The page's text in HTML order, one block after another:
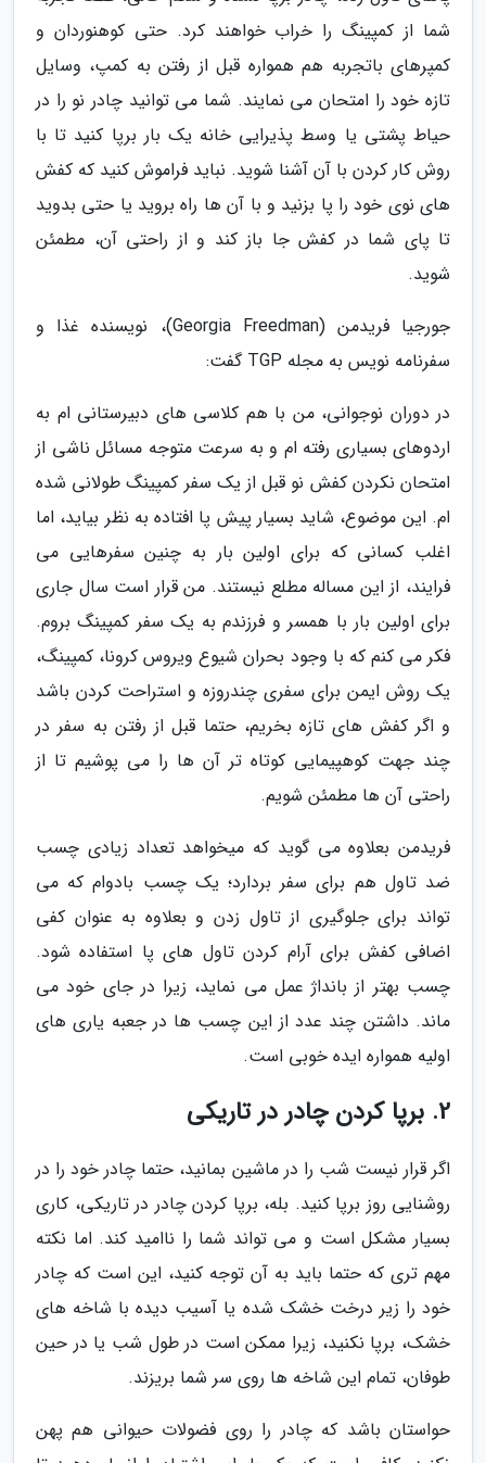
شما از کمپینگ را خراب خواهند کرد. حتی کوهنوردان و
کمپرهای باتجربه هم همواره قبل از رفتن به کمپ، وسایل
تازه خود را امتحان می نمایند. شما می توانید چادر نو را در
حیاط پشتی یا وسط پذیرایی خانه یک بار برپا کنید تا با
روش کار کردن با آن آشنا شوید. نباید فراموش کنید که کفش
های نوی خود را پا بزنید و با آن ها راه بروید یا حتی بدوید
تا پای شما در کفش جا باز کند و از راحتی آن، مطمئن
شوید.
جورجیا فریدمن (Georgia Freedman)، نویسنده غذا و
سفرنامه نویس به مجله TGP گفت:
در دوران نوجوانی، من با هم کلاسی های دبیرستانی ام به
اردوهای بسیاری رفته ام و به سرعت متوجه مسائل ناشی از
امتحان نکردن کفش نو قبل از یک سفر کمپینگ طولانی شده
ام. این موضوع، شاید بسیار پیش پا افتاده به نظر بیاید، اما
اغلب کسانی که برای اولین بار به چنین سفرهایی می
فرایند، از این مساله مطلع نیستند. من قرار است سال جاری
برای اولین بار با همسر و فرزندم به یک سفر کمپینگ بروم.
فکر می کنم که با وجود بحران شیوع ویروس کرونا، کمپینگ،
یک روش ایمن برای سفری چندروزه و استراحت کردن باشد
و اگر کفش های تازه بخریم، حتما قبل از رفتن به سفر در
چند جهت کوهپیمایی کوتاه تر آن ها را می پوشیم تا از
راحتی آن ها مطمئن شویم.
فریدمن بعلاوه می گوید که میخواهد تعداد زیادی چسب
ضد تاول هم برای سفر بردارد؛ یک چسب بادوام که می
تواند برای جلوگیری از تاول زدن و بعلاوه به عنوان کفی
اضافی کفش برای آرام کردن تاول های پا استفاده شود.
چسب بهتر از بانداژ عمل می نماید، زیرا در جای خود می
ماند. داشتن چند عدد از این چسب ها در جعبه یاری های
اولیه همواره ایده خوبی است.
2. برپا کردن چادر در تاریکی
اگر قرار نیست شب را در ماشین بمانید، حتما چادر خود را در
روشنایی روز برپا کنید. بله، برپا کردن چادر در تاریکی، کاری
بسیار مشکل است و می تواند شما را ناامید کند. اما نکته
مهم تری که حتما باید به آن توجه کنید، این است که چادر
خود را زیر درخت خشک شده یا آسیب دیده با شاخه های
خشک، برپا نکنید، زیرا ممکن است در طول شب یا در حین
طوفان، تمام این شاخه ها روی سر شما بریزند.
حواستان باشد که چادر را روی فضولات حیوانی هم پهن